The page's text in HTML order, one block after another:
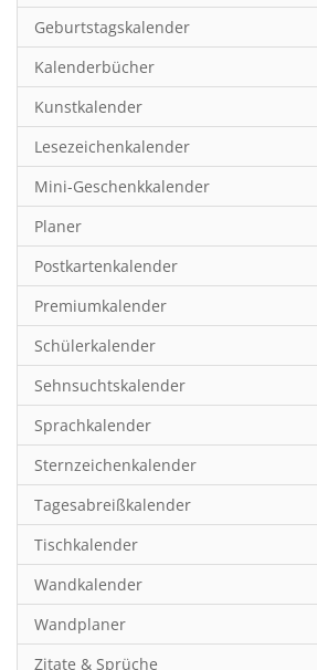
Frauen
Fußball
Gaming
Geburtstagskalender
Geschichte
Hobby & Basteln
Humor & Cartoon
Inspiration & Entspannung
Inspiration & Spiritualität
Kinderkalender
Kunst
Länder & Städte
Landschaft & Natur
Lifestyle
Literatur
Manga & Animé
Neutrale Kalender
Geburtstagskalender
Kalenderbücher
Kunstkalender
Lesezeichenkalender
Mini-Geschenkkalender
Planer
Postkartenkalender
Premiumkalender
Schülerkalender
Sehnsuchtskalender
Sprachkalender
Sternzeichenkalender
Tagesabreißkalender
Tischkalender
Wandkalender
Wandplaner
Zitate & Sprüche